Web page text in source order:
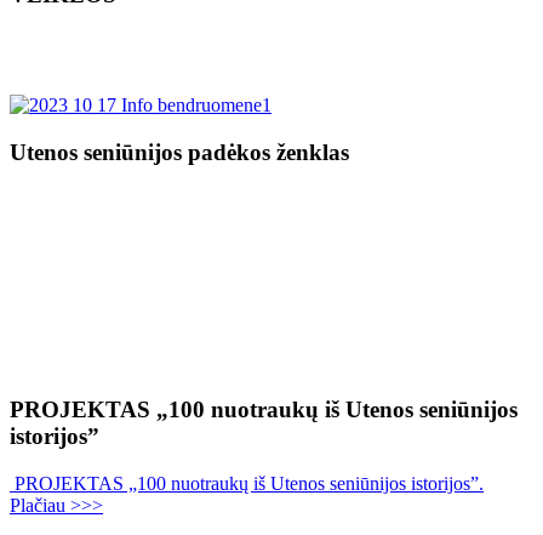
Utenos seniūnijos padėkos ženklas
PROJEKTAS „100 nuotraukų iš Utenos seniūnijos
istorijos”
PROJEKTAS „100 nuotraukų iš Utenos seniūnijos istorijos”.
Plačiau >>>